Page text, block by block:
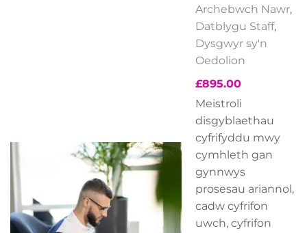
Archebwch Nawr,
Datblygu Staff,
Dysgwyr sy'n
Oedolion
£895.00
Meistroli
disgyblaethau
cyfrifyddu mwy
cymhleth gan
gynnwys
prosesau ariannol,
cadw cyfrifon
uwch, cyfrifon